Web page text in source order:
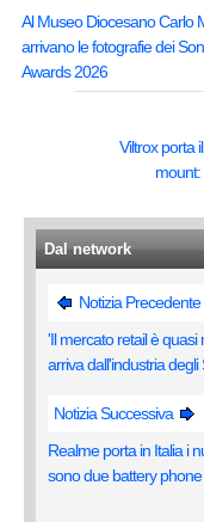
Al Museo Diocesano Carlo
arrivano le fotografie dei
Awards 2026
Viltrox porta
Dal network
Notizia Precedente
'Il mercato retail è quasi
arriva dall'industria degli
Notizia Successiva
Realme porta in Italia i
sono due battery